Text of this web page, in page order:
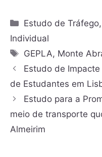
Estudo de Tráfego,
Individual
GEPLA, Monte
Estudo de
de Estudantes em
Estudo para a
meio de transporte
Almeirim